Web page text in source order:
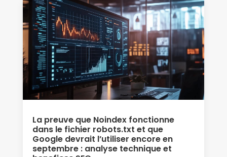
La preuve que Noindex fonctionne
dans le fichier robots.txt et que
Google devrait l’utiliser encore en
septembre : analyse technique et